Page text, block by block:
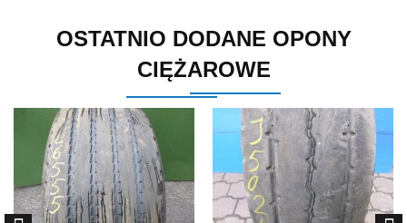
OSTATNIO DODANE OPONY
CIĘŻAROWE